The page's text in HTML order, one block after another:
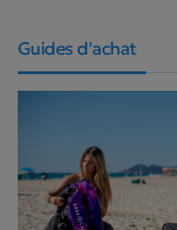
Guides d'achat